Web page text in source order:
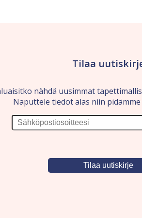
Tilaa
nähdä uusimmat
Naputtele tiedot alas niin